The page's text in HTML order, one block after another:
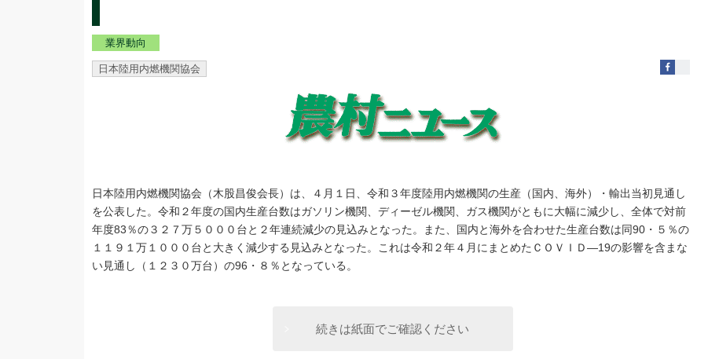
業界動向
日本陸用内燃機関協会
日本陸用内燃機関協会（木股昌俊会長）は、４月１日、令和３年度陸用内燃機関の生産（国内、海外）・輸出当初見通し
を公表した。令和２年度の国内生産台数はガソリン機関、ディーゼル機関、ガス機関がともに大幅に減少し、全体で対前
年度83％の３２７万５０００台と２年連続減少の見込みとなった。また、国内と海外を合わせた生産台数は同90・５％の
１１９１万１０００台と大きく減少する見込みとなった。これは令和２年４月にまとめたＣＯＶＩＤ―19の影響を含まな
い見通し（１２３０万台）の96・８％となっている。
続きは紙面でご確認ください